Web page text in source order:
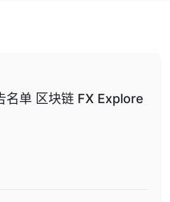
名单 区块链 FX Explore